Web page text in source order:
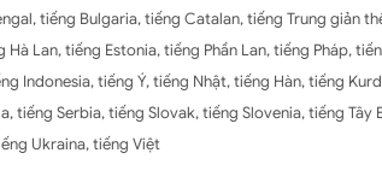
tiếng Bulgaria, tiếng Catalan, tiếng Trung giản
Lan, tiếng Estonia, tiếng Phần Lan, tiếng Pháp,
Indonesia, tiếng Ý, tiếng Nhật, tiếng Hàn, tiếng
tiếng Serbia, tiếng Slovak, tiếng Slovenia, tiếng Tây
Ukraina, tiếng Việt